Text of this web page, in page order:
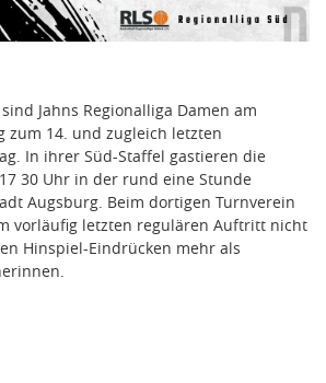
Jahns Regionalliga Damen am
zum 14. und zugleich letzten
In ihrer Süd-Staffel gastieren die
30 Uhr in der rund eine Stunde
Augsburg. Beim dortigen Turnverein
vorläufig letzten regulären Auftritt nicht
Hinspiel-Eindrücken mehr als